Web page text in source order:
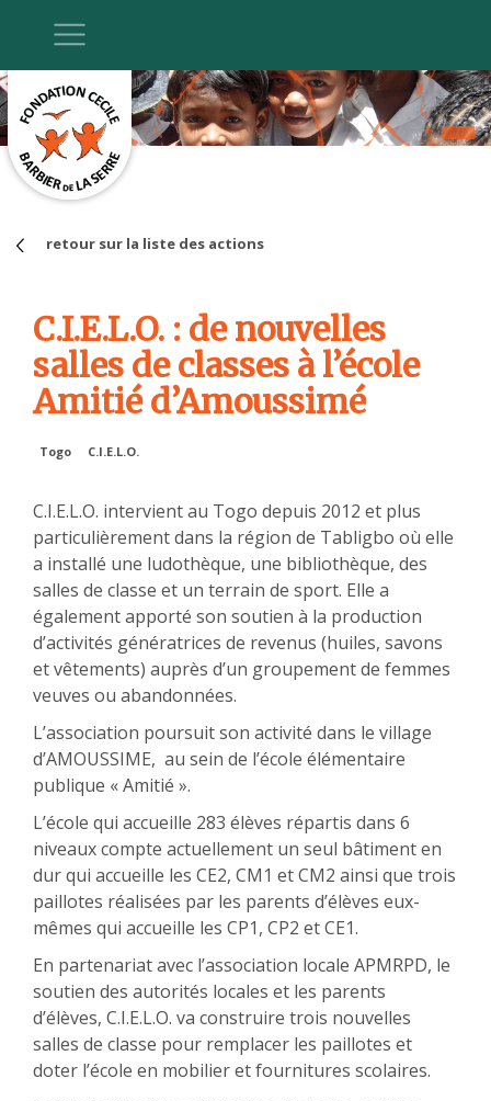
retour sur la liste des actions
C.I.E.L.O. : de nouvelles
salles de classes à l’école
Amitié d’Amoussimé
Togo C.I.E.L.O.
C.I.E.L.O. intervient au Togo depuis 2012 et plus
particulièrement dans la région de Tabligbo où elle
a installé une ludothèque, une bibliothèque, des
salles de classe et un terrain de sport. Elle a
également apporté son soutien à la production
d’activités génératrices de revenus (huiles, savons
et vêtements) auprès d’un groupement de femmes
veuves ou abandonnées.
L’association poursuit son activité dans le village
d’AMOUSSIME, au sein de l’école élémentaire
publique « Amitié ».
L’école qui accueille 283 élèves répartis dans 6
niveaux compte actuellement un seul bâtiment en
dur qui accueille les CE2, CM1 et CM2 ainsi que trois
paillotes réalisées par les parents d’élèves eux-
mêmes qui accueille les CP1, CP2 et CE1.
En partenariat avec l’association locale APMRPD, le
soutien des autorités locales et les parents
d’élèves, C.I.E.L.O. va construire trois nouvelles
salles de classe pour remplacer les paillotes et
doter l’école en mobilier et fournitures scolaires.